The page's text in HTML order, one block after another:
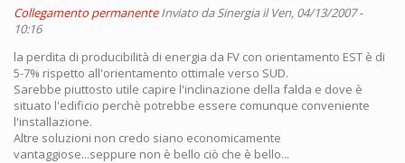
Collegamento permanente Inviato da Sinergiail Ven, 04/13/2007 -
10:16
la perdita di producibilità di energia da FV con orientamento EST è di
5-7% rispetto all'orientamento ottimale verso SUD.
Sarebbe piuttosto utile capire l'inclinazione della falda e dove è
situato l'edificio perchè potrebbe essere comunque conveniente
l'installazione.
Altre soluzioni non credo siano economicamente
vantaggiose...seppure non è bello ciò che è bello...